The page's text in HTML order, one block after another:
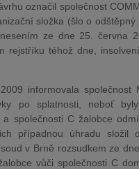
označil společnost
složka (šlo o
ze dne 25. června
rejstříku téhož dne,
informovala společnost
po splatnosti, neboť
a společnosti C žalobce
případnou úhradu složil
v Brně rozsudkem ze
vůči společnosti C